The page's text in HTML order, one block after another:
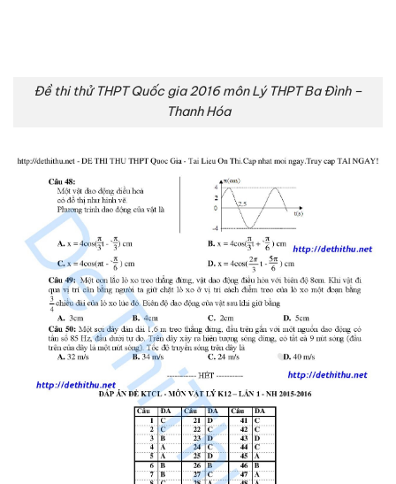
Đề thi thử THPT Quốc gia 2016 môn Lý THPT Ba Đình –
Thanh Hóa